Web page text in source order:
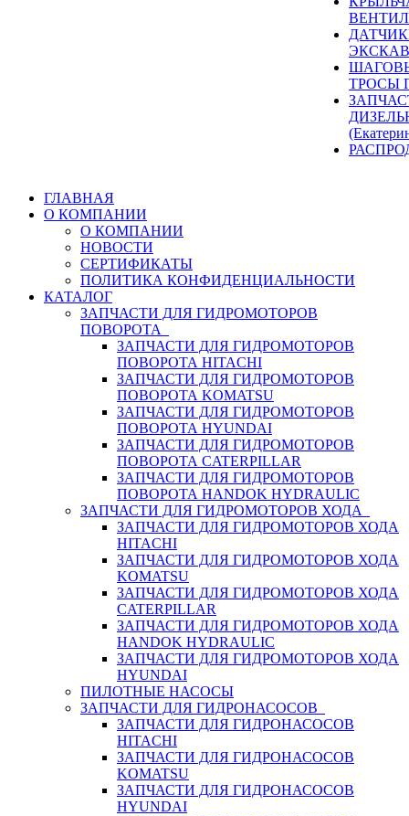
ТРОСЫ
ГЛАВНАЯ
О КОМПАНИИ
О КОМПАНИИ
НОВОСТИ
СЕРТИФИКАТЫ
ПОЛИТИКА КОНФИДЕНЦИАЛЬНОСТИ
КАТАЛОГ
ЗАПЧАСТИ ДЛЯ ГИДРОМОТОРОВ
ПОВОРОТА
ЗАПЧАСТИ ДЛЯ ГИДРОМОТОРОВ
ПОВОРОТА HITACHI
ЗАПЧАСТИ ДЛЯ ГИДРОМОТОРОВ
ПОВОРОТА KOMATSU
ЗАПЧАСТИ ДЛЯ ГИДРОМОТОРОВ
ПОВОРОТА HYUNDAI
ЗАПЧАСТИ ДЛЯ ГИДРОМОТОРОВ
ПОВОРОТА CATERPILLAR
ЗАПЧАСТИ ДЛЯ ГИДРОМОТОРОВ
ПОВОРОТА HANDOK HYDRAULIC
ЗАПЧАСТИ ДЛЯ ГИДРОМОТОРОВ ХОДА
ЗАПЧАСТИ ДЛЯ ГИДРОМОТОРОВ ХОДА
HITACHI
ЗАПЧАСТИ ДЛЯ ГИДРОМОТОРОВ ХОДА
KOMATSU
ЗАПЧАСТИ ДЛЯ ГИДРОМОТОРОВ ХОДА
CATERPILLAR
ЗАПЧАСТИ ДЛЯ ГИДРОМОТОРОВ ХОДА
HANDOK HYDRAULIC
ЗАПЧАСТИ ДЛЯ ГИДРОМОТОРОВ ХОДА
HYUNDAI
ПИЛОТНЫЕ НАСОСЫ
ЗАПЧАСТИ ДЛЯ ГИДРОНАСОСОВ
ЗАПЧАСТИ ДЛЯ ГИДРОНАСОСОВ
HITACHI
ЗАПЧАСТИ ДЛЯ ГИДРОНАСОСОВ
KOMATSU
ЗАПЧАСТИ ДЛЯ ГИДРОНАСОСОВ
HYUNDAI